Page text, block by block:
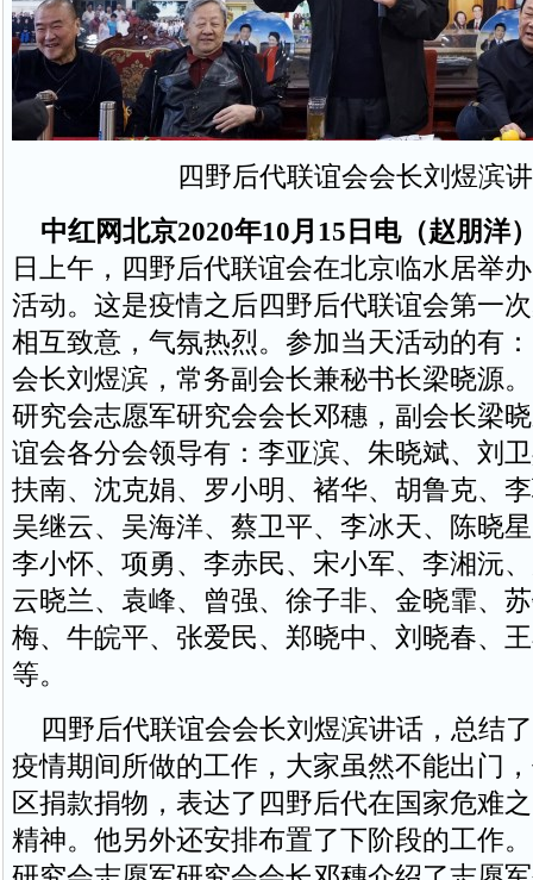
四野后代联谊会会长刘煜滨
中红网北京2020年10月15日电（赵朋洋
日上午，四野后代联谊会在北京临水居举
活动。这是疫情之后四野后代联谊会第一
相互致意，气氛热烈。参加当天活动的有
会长刘煜滨，常务副会长兼秘书长梁晓源
研究会志愿军研究会会长邓穗，副会长梁
谊会各分会领导有：李亚滨、朱晓斌、刘
扶南、沈克娟、罗小明、褚华、胡鲁克、
吴继云、吴海洋、蔡卫平、李冰天、陈晓
李小怀、项勇、李赤民、宋小军、李湘沅
云晓兰、袁峰、曾强、徐子非、金晓霏、
梅、牛皖平、张爱民、郑晓中、刘晓春、
等。
四野后代联谊会会长刘煜滨讲话，总结
疫情期间所做的工作，大家虽然不能出门
区捐款捐物，表达了四野后代在国家危难
精神。他另外还安排布置了下阶段的工作